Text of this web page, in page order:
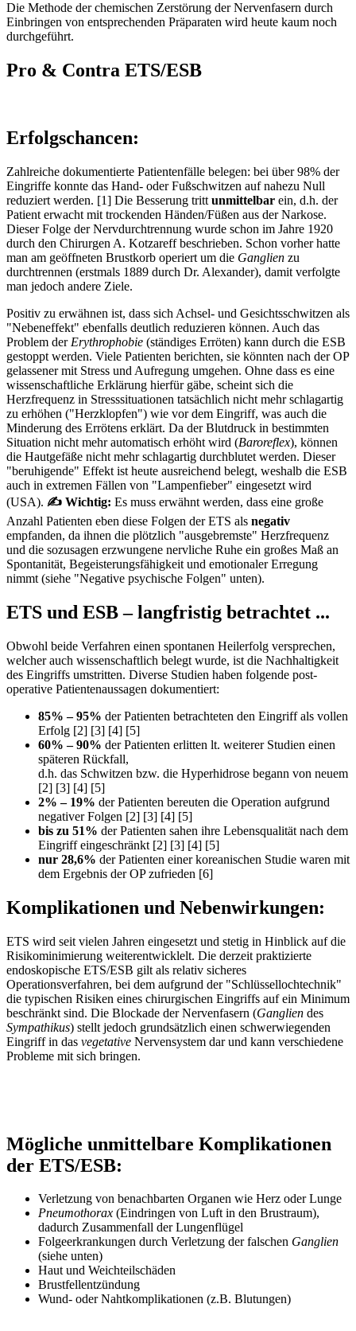
Die Methode der chemischen Zerstörung der Nervenfasern durch
Einbringen von entsprechenden Präparaten wird heute kaum noch
durchgeführt.
Pro & Contra ETS/ESB
Erfolgschancen:
Zahlreiche dokumentierte Patientenfälle belegen: bei über 98% der
Eingriffe konnte das Hand- oder Fußschwitzen auf nahezu Null
reduziert werden. [1] Die Besserung tritt unmittelbar ein, d.h. der
Patient erwacht mit trockenden Händen/Füßen aus der Narkose.
Dieser Folge der Nervdurchtrennung wurde schon im Jahre 1920
durch den Chirurgen A. Kotzareff beschrieben. Schon vorher hatte
man am geöffneten Brustkorb operiert um die Ganglien zu
durchtrennen (erstmals 1889 durch Dr. Alexander), damit verfolgte
man jedoch andere Ziele.
Positiv zu erwähnen ist, dass sich Achsel- und Gesichtsschwitzen als
"Nebeneffekt" ebenfalls deutlich reduzieren können. Auch das
Problem der Erythrophobie (ständiges Erröten) kann durch die ESB
gestoppt werden. Viele Patienten berichten, sie könnten nach der OP
gelassener mit Stress und Aufregung umgehen. Ohne dass es eine
wissenschaftliche Erklärung hierfür gäbe, scheint sich die
Herzfrequenz in Stresssituationen tatsächlich nicht mehr schlagartig
zu erhöhen ("Herzklopfen") wie vor dem Eingriff, was auch die
Minderung des Errötens erklärt. Da der Blutdruck in bestimmten
Situation nicht mehr automatisch erhöht wird (Baroreflex), können
die Hautgefäße nicht mehr schlagartig durchblutet werden. Dieser
"beruhigende" Effekt ist heute ausreichend belegt, weshalb die ESB
auch in extremen Fällen von "Lampenfieber" eingesetzt wird
(USA). ✍ Wichtig: Es muss erwähnt werden, dass eine große
Anzahl Patienten eben diese Folgen der ETS als negativ
empfanden, da ihnen die plötzlich "ausgebremste" Herzfrequenz
und die sozusagen erzwungene nervliche Ruhe ein großes Maß an
Spontanität, Begeisterungsfähigkeit und emotionaler Erregung
nimmt (siehe "Negative psychische Folgen" unten).
ETS und ESB – langfristig betrachtet ...
Obwohl beide Verfahren einen spontanen Heilerfolg versprechen,
welcher auch wissenschaftlich belegt wurde, ist die Nachhaltigkeit
des Eingriffs umstritten. Diverse Studien haben folgende post-
operative Patientenaussagen dokumentiert:
85% – 95% der Patienten betrachteten den Eingriff als vollen
Erfolg [2] [3] [4] [5]
60% – 90% der Patienten erlitten lt. weiterer Studien einen
späteren Rückfall,
d.h. das Schwitzen bzw. die Hyperhidrose begann von neuem
[2] [3] [4] [5]
2% – 19% der Patienten bereuten die Operation aufgrund
negativer Folgen [2] [3] [4] [5]
bis zu 51% der Patienten sahen ihre Lebensqualität nach dem
Eingriff eingeschränkt [2] [3] [4] [5]
nur 28,6% der Patienten einer koreanischen Studie waren mit
dem Ergebnis der OP zufrieden [6]
Komplikationen und Nebenwirkungen:
ETS wird seit vielen Jahren eingesetzt und stetig in Hinblick auf die
Risikominimierung weiterentwicklelt. Die derzeit praktizierte
endoskopische ETS/ESB gilt als relativ sicheres
Operationsverfahren, bei dem aufgrund der "Schlüssellochtechnik"
die typischen Risiken eines chirurgischen Eingriffs auf ein Minimum
beschränkt sind. Die Blockade der Nervenfasern (Ganglien des
Sympathikus) stellt jedoch grundsätzlich einen schwerwiegenden
Eingriff in das vegetative Nervensystem dar und kann verschiedene
Probleme mit sich bringen.
Mögliche unmittelbare Komplikationen
der ETS/ESB:
Verletzung von benachbarten Organen wie Herz oder Lunge
Pneumothorax (Eindringen von Luft in den Brustraum),
dadurch Zusammenfall der Lungenflügel
Folgeerkrankungen durch Verletzung der falschen Ganglien
(siehe unten)
Haut und Weichteilschäden
Brustfellentzündung
Wund- oder Nahtkomplikationen (z.B. Blutungen)